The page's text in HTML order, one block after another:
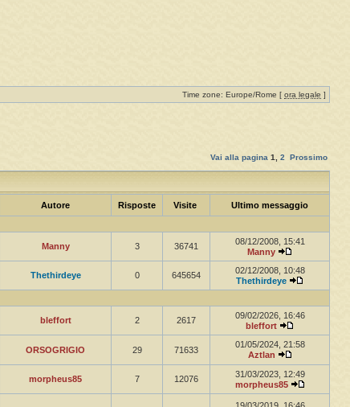
Time zone: Europe/Rome [ ora legale ]
Vai alla pagina 1, 2 Prossimo
Autore Risposte Visite Ultimo messaggio
Manny 3 36741
08/12/2008, 15:41
Manny
Thethirdeye 0 645654
02/12/2008, 10:48
Thethirdeye
bleffort 2 2617
09/02/2026, 16:46
bleffort
ORSOGRIGIO 29 71633
01/05/2024, 21:58
Aztlan
morpheus85 7 12076
31/03/2023, 12:49
morpheus85